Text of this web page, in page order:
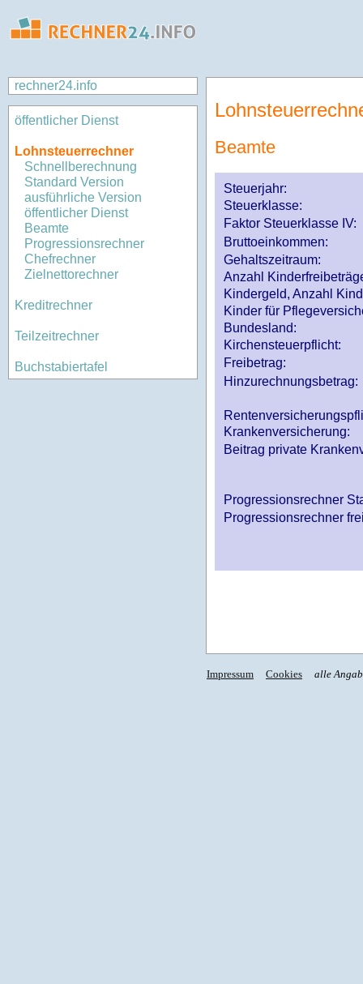
rechner24.info
öffentlicher Dienst
Lohnsteuerrechner
Schnellberechnung
Standard Version
ausführliche Version
öffentlicher Dienst
Beamte
Progressionsrechner
Chefrechner
Zielnettorechner
Kreditrechner
Teilzeitrechner
Buchstabiertafel
Beamte
Steuerjahr:
Steuerklasse:
Faktor Steuerklasse IV:
Bruttoeinkommen:
Gehaltszeitraum:
Anzahl
Kindergeld, Anzahl
Kinder für
Bundesland:
Kirchensteuerpflicht:
Freibetrag:
Hinzurechnungsbetrag:
Krankenversicherung:
Beitrag private
Progressionsrechner
Progressionsrechner
Impressum Cookies alle